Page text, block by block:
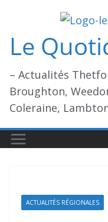
contenu
Le
– Actualités
Broughton,
Coleraine,
ACTUALITÉS RÉGIONALES